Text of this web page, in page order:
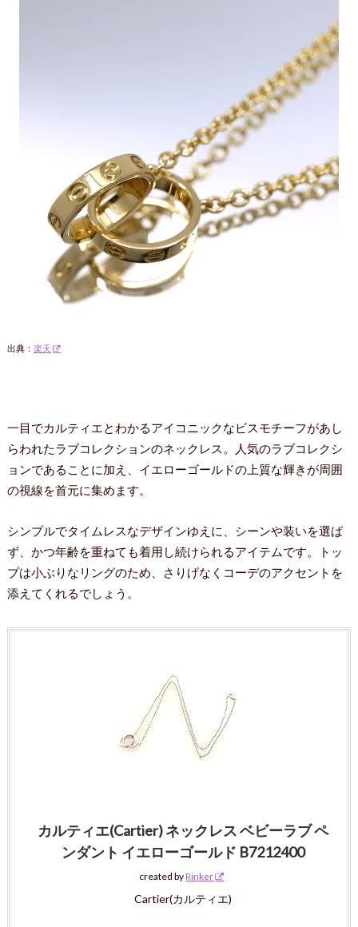
出典： 楽天
一目でカルティエとわかるアイコニックなビスモチーフがあし
らわれたラブコレクションのネックレス。人気のラブコレクシ
ョンであることに加え、イエローゴールドの上質な輝きが周囲
の視線を首元に集めます。
シンプルでタイムレスなデザインゆえに、シーンや装いを選ば
ず、かつ年齢を重ねても着用し続けられるアイテムです。トッ
プは小ぶりなリングのため、さりげなくコーデのアクセントを
添えてくれるでしょう。
カルティエ(Cartier) ネックレス ベビーラブ ペ
ンダント イエローゴールド B7212400
created by Rinker
Cartier(カルティエ)